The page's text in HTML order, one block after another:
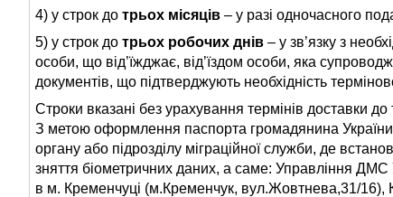
4) у строк до трьох місяців – у разі одночасного
5) у строк до трьох робочих днів – у зв’язку з
особи, що від’їжджає, від’їздом особи, яка
документів, що підтверджують необхідність
Строки вказані без урахування термінів доставки до
З метою оформлення паспорта громадянина України
органу або підрозділу міграційної служби, де
зняття біометричних даних, а саме: Управління ДМС
в м. Кременчуці (м.Кременчук, вул.Жовтнева,31/16),